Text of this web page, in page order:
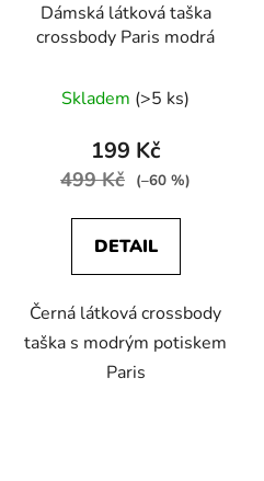
Dámská látková taška
crossbody Paris modrá
Skladem (>5 ks)
199 Kč
499 Kč (–60 %)
DETAIL
Černá látková crossbody
taška s modrým potiskem
Paris